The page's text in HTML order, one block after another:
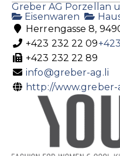
Greber AG Porzellan
Eisenwaren
Herrengasse 8,
+423 232 22 09
+423 232 22 89
info@greber-ag.li
http://www.greber-